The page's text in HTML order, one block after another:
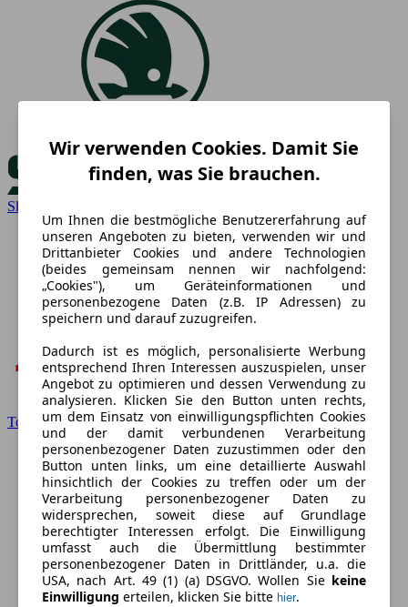
Skoda
Toyota
Wir verwenden Cookies. Damit Sie
finden, was Sie brauchen.
Um Ihnen die bestmögliche Benutzererfahrung auf
unseren Angeboten zu bieten, verwenden wir und
Drittanbieter Cookies und andere Technologien
(beides gemeinsam nennen wir nachfolgend:
„Cookies"), um Geräteinformationen und
personenbezogene Daten (z.B. IP Adressen) zu
speichern und darauf zuzugreifen.
Dadurch ist es möglich, personalisierte Werbung
entsprechend Ihren Interessen auszuspielen, unser
Angebot zu optimieren und dessen Verwendung zu
analysieren. Klicken Sie den Button unten rechts,
um dem Einsatz von einwilligungspflichten Cookies
und der damit verbundenen Verarbeitung
personenbezogener Daten zuzustimmen oder den
Button unten links, um eine detaillierte Auswahl
hinsichtlich der Cookies zu treffen oder um der
Verarbeitung personenbezogener Daten zu
widersprechen, soweit diese auf Grundlage
berechtigter Interessen erfolgt. Die Einwilligung
umfasst auch die Übermittlung bestimmter
personenbezogener Daten in Drittländer, u.a. die
USA, nach Art. 49 (1) (a) DSGVO. Wollen Sie keine
Einwilligung erteilen, klicken Sie bitte hier.